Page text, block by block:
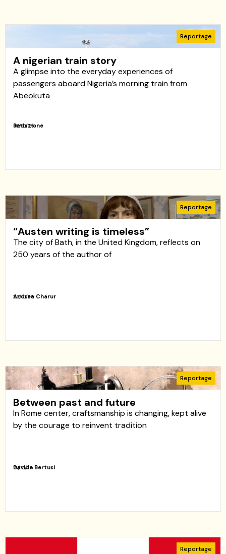
Reportage
A nigerian train story
A glimpse into the everyday experiences of
passengers aboard Nigeria’s morning train from
Abeokuta
30/10/25
Redazione
Reportage
“Austen writing is timeless”
The city of Bath, in the United Kingdom, reflects on
250 years of the author of
29/10/25
Andrea Charur
Reportage
Between past and future
In Rome center, craftsmanship is changing, kept alive
by the courage to reinvent tradition
27/10/25
Davide Bertusi
Reportage